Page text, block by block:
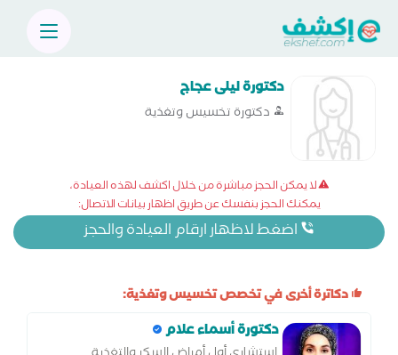
دكتورة ليلى عجاج
دكتورة تخسيس وتغذية
لا يمكن الحجز مباشرة من خلال اكشف لهذه العيادة،
يمكنك الحجز بنفسك عن طريق اظهار بيانات الاتصال:
اضغط لاظهار ارقام العيادة والحجز
دكاترة أخرى في تخصص تخسيس وتغذية:
دكتورة أسماء علام